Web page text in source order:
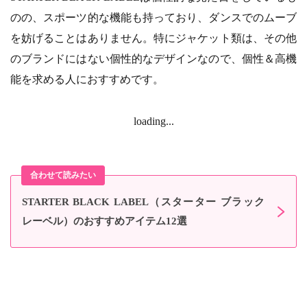
のの、スポーツ的な機能も持っており、ダンスでのムーブ
を妨げることはありません。特にジャケット類は、その他
のブランドにはない個性的なデザインなので、個性＆高機
能を求める人におすすめです。
loading...
STARTER BLACK LABEL（スターター ブラック
レーベル）のおすすめアイテム12選